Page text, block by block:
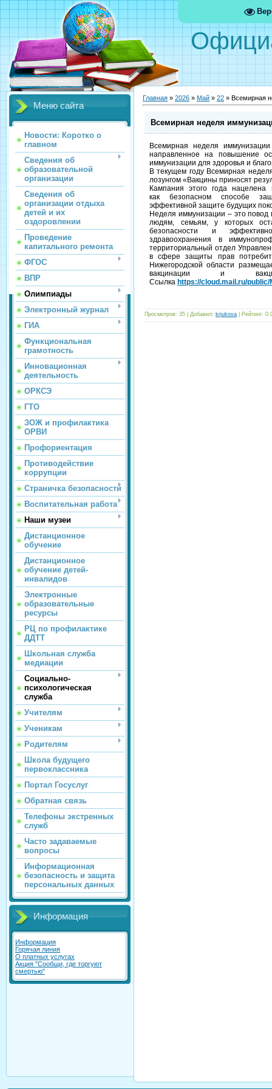
Меню сайта
Новости: Коротко о
главном
Сведения об
образовательной
организации
Сведения об
организации отдыха
детей и их
оздоровлении
Проведение
капитального ремонта
ФГОС
ВПР
Олимпиады
Электронный журнал
ГИА
Функциональная
грамотность
Инновационная
деятельность
ОРКСЭ
ГТО
ЗОЖ и профилактика
ОРВИ
Профориентация
Противодействие
коррупции
Страничка безопасности
Воспитательная работа
Наши музеи
Дистанционное
обучение
Дистанционное
обучение детей-
инвалидов
Электронные
образовательные
ресурсы
РЦ по профилактике
ДДТТ
Школьная служба
медиации
Социально-
психологическая
служба
Учителям
Ученикам
Родителям
Школа будущего
первоклассника
Портал Госуслуг
Обратная связь
Телефоны экстренных
служб
Часто задаваемые
вопросы
Информационная
безопасность и защита
персональных данных
Информация
Информация
Горячая линия
О платных услугах
Акция "Сообщи, где торгуют
смертью"
Главная » 2026 » Май » 22 » Всемирная
Всемирная неделя
Всемирная неделя
направленное на повышение
иммунизации для здоровья и
В текущем году Всемирная
лозунгом «Вакцины приносят
Кампания этого года
как безопасном способе
эффективной защите будущих
Неделя иммунизации – это
людям, семьям, у которых
безопасности и
здравоохранения в
территориальный отдел
в сфере защиты прав
Нижегородской области
вакцинации и
Ссылка https://cloud.mail.ru/
Просмотров: 35 | Добавил: krjukova Рейтинг: